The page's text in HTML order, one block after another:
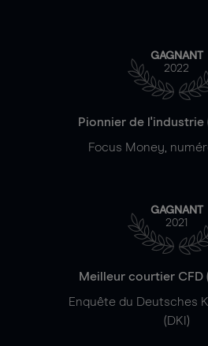
GAGNANT
2022
Pionnier de l'industrie
Focus Money,
GAGNANT
2021
Meilleur courtier CFD
Enquête du Deutsches
(DKI)